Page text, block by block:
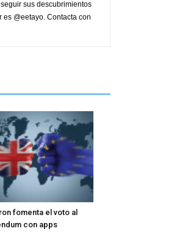
sus descubrimientos
@eetayo. Contacta con
fomenta el voto al
con apps